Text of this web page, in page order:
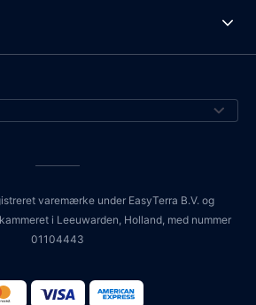
varemærke under EasyTerra B.V. og
i Leeuwarden, Holland, med nummer
01104443